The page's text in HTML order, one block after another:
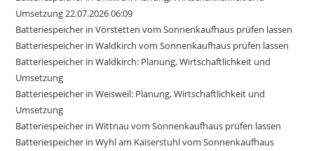
Umsetzung 22.07.2026 06:09
Batteriespeicher in Vörstetten vom Sonnenkaufhaus prüfen lassen
Batteriespeicher in Waldkirch vom Sonnenkaufhaus prüfen lassen
Batteriespeicher in Waldkirch: Planung, Wirtschaftlichkeit und
Umsetzung
Batteriespeicher in Weisweil: Planung, Wirtschaftlichkeit und
Umsetzung
Batteriespeicher in Wittnau vom Sonnenkaufhaus prüfen lassen
Batteriespeicher in Wyhl am Kaiserstuhl vom Sonnenkaufhaus